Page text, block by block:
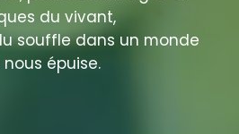
du vivant,
souffle dans un monde
épuise.